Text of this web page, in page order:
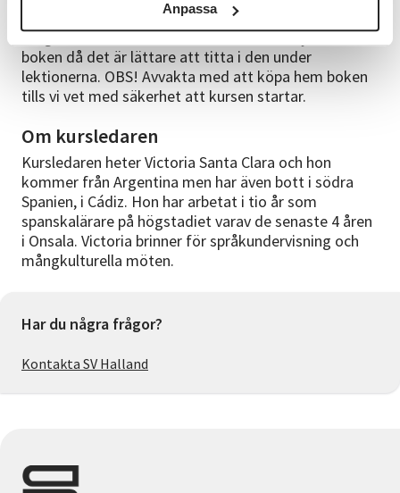
Anpassa
boken innan kursstart om du inte har den sedan
tidigare. Du rekommenderas att ha den tryckta
boken då det är lättare att titta i den under
lektionerna. OBS! Avvakta med att köpa hem boken
tills vi vet med säkerhet att kursen startar.
Om kursledaren
Kursledaren heter Victoria Santa Clara och hon
kommer från Argentina men har även bott i södra
Spanien, i Cádiz. Hon har arbetat i tio år som
spanskalärare på högstadiet varav de senaste 4 åren
i Onsala. Victoria brinner för språkundervisning och
mångkulturella möten.
Har du några frågor?
Kontakta SV Halland